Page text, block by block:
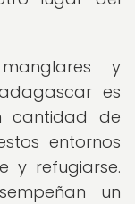
y
es
cantidad de
entornos
y refugiarse.
un